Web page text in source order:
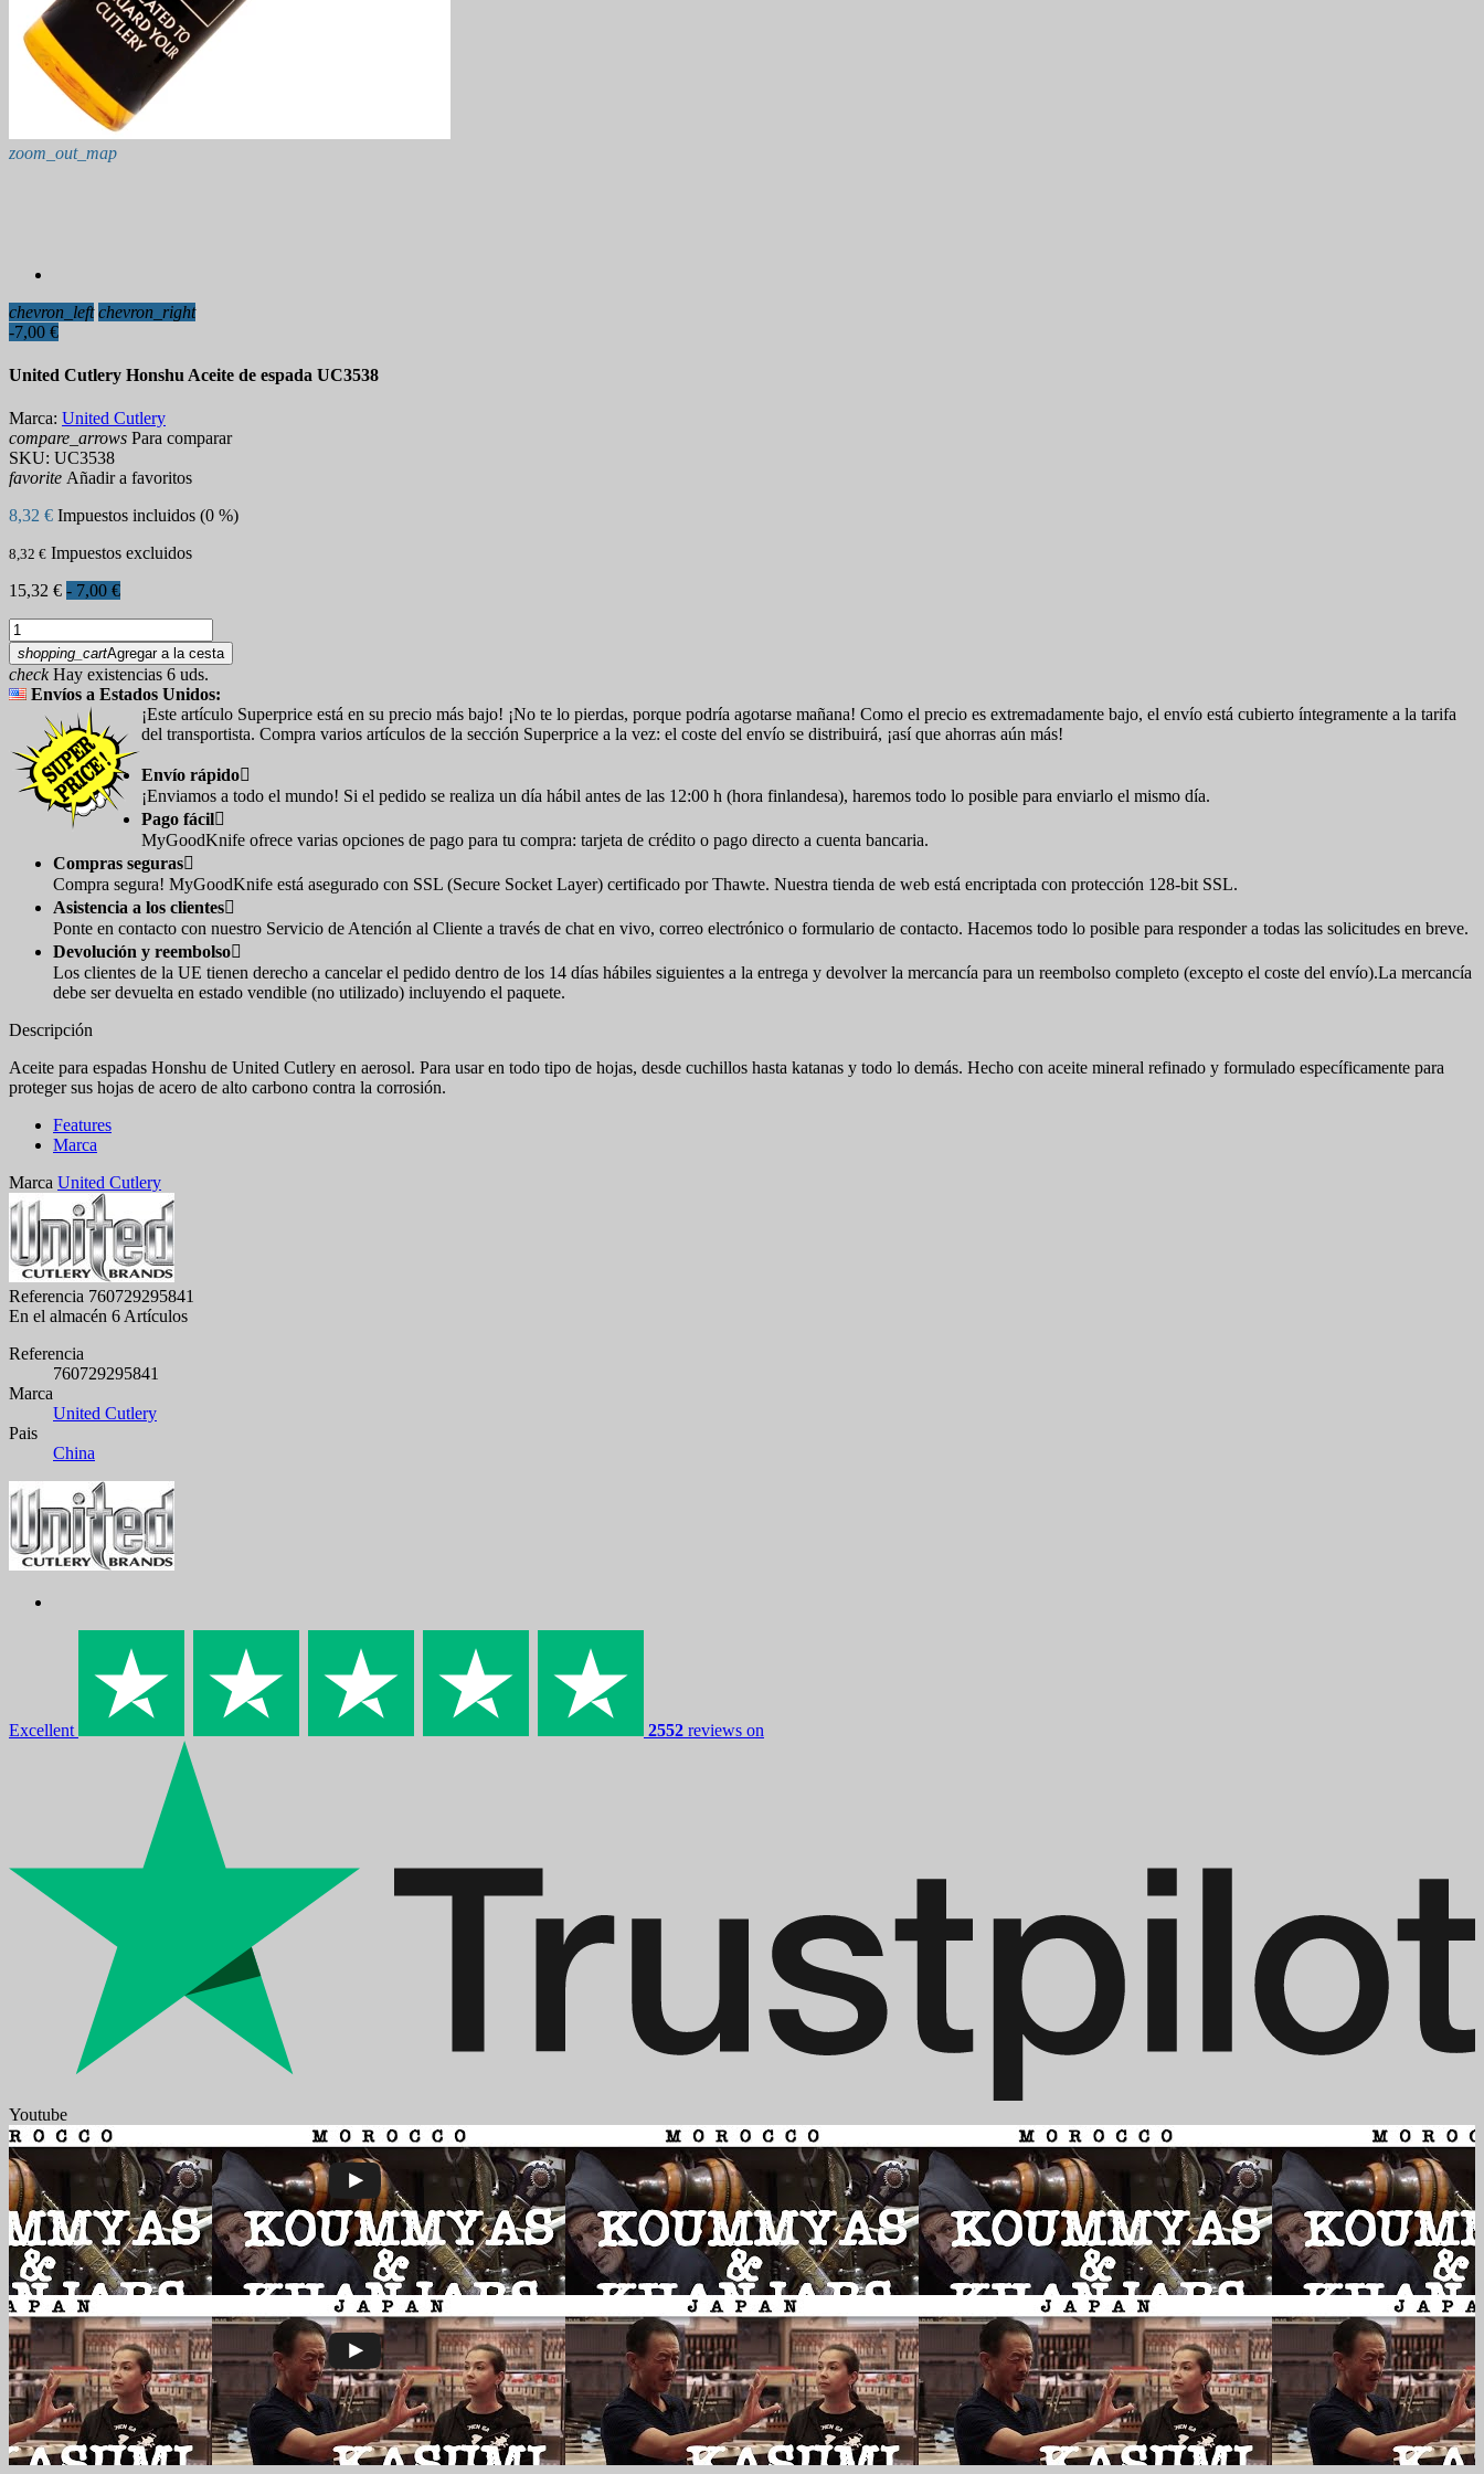
zoom_out_map
chevron_left chevron_right
-7,00 €
United Cutlery Honshu Aceite de espada UC3538
Marca: United Cutlery
compare_arrows Para comparar
SKU: UC3538
favorite Añadir a favoritos
8,32 € Impuestos incluidos (0 %)
8,32 € Impuestos excluidos
15,32 € - 7,00 €
shopping_cartAgregar a la cesta
checkHay existencias 6 uds.
Envíos a Estados Unidos:
¡Este artículo Superprice está en su precio más bajo! ¡No te lo pierdas, porque podría agotarse mañana! Como el precio es extremadamente bajo, el envío está cubierto íntegramente a la tarifa
del transportista. Compra varios artículos de la sección Superprice a la vez: el coste del envío se distribuirá, ¡así que ahorras aún más!
Envío rápido
¡Enviamos a todo el mundo! Si el pedido se realiza un día hábil antes de las 12:00 h (hora finlandesa), haremos todo lo posible para enviarlo el mismo día.
Pago fácil
MyGoodKnife ofrece varias opciones de pago para tu compra: tarjeta de crédito o pago directo a cuenta bancaria.
Compras seguras
Compra segura! MyGoodKnife está asegurado con SSL (Secure Socket Layer) certificado por Thawte. Nuestra tienda de web está encriptada con protección 128-bit SSL.
Asistencia a los clientes
Ponte en contacto con nuestro Servicio de Atención al Cliente a través de chat en vivo, correo electrónico o formulario de contacto. Hacemos todo lo posible para responder a todas las solicitudes en breve.
Devolución y reembolso
Los clientes de la UE tienen derecho a cancelar el pedido dentro de los 14 días hábiles siguientes a la entrega y devolver la mercancía para un reembolso completo (excepto el coste del envío).La mercancía
debe ser devuelta en estado vendible (no utilizado) incluyendo el paquete.
Descripción
Aceite para espadas Honshu de United Cutlery en aerosol. Para usar en todo tipo de hojas, desde cuchillos hasta katanas y todo lo demás. Hecho con aceite mineral refinado y formulado específicamente para
proteger sus hojas de acero de alto carbono contra la corrosión.
Features
Marca
Marca United Cutlery
Referencia 760729295841
En el almacén 6 Artículos
Referencia
760729295841
Marca
United Cutlery
Pais
China
Excellent 2552 reviews on
Youtube